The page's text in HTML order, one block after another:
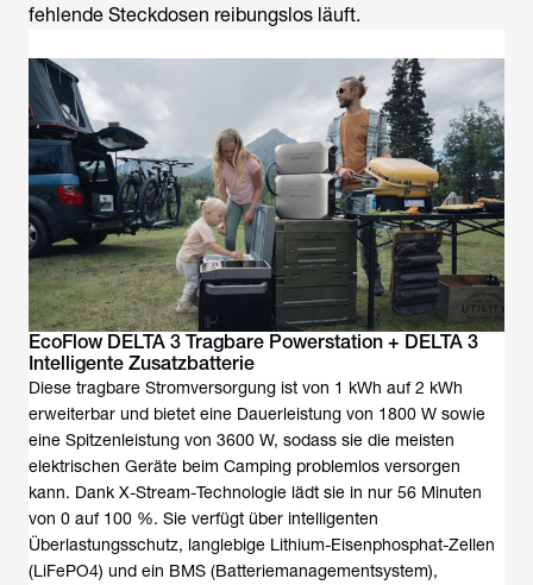
fehlende Steckdosen reibungslos läuft.
EcoFlow DELTA 3 Tragbare Powerstation + DELTA 3
Intelligente Zusatzbatterie
Diese tragbare Stromversorgung ist von 1 kWh auf 2 kWh
erweiterbar und bietet eine Dauerleistung von 1800 W sowie
eine Spitzenleistung von 3600 W, sodass sie die meisten
elektrischen Geräte beim Camping problemlos versorgen
kann. Dank X-Stream-Technologie lädt sie in nur 56 Minuten
von 0 auf 100 %. Sie verfügt über intelligenten
Überlastungsschutz, langlebige Lithium-Eisenphosphat-Zellen
(LiFePO4) und ein BMS (Batteriemanagementsystem),